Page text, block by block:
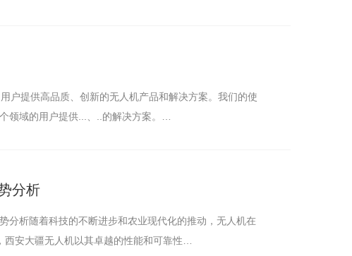
户提供高品质、创新的无人机产品和解决方案。我们的使
领域的用户提供...、..的解决方案。…
分析
分析随着科技的不断进步和农业现代化的推动，无人机在
西安大疆无人机以其卓越的性能和可靠性…